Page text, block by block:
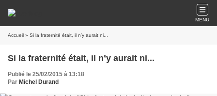
MENU
Accueil » Si la fraternité était, il n’y aurait ni...
Si la fraternité était, il n’y aurait ni...
Publié le 25/02/2015 à 13:18
Par Michel Durand